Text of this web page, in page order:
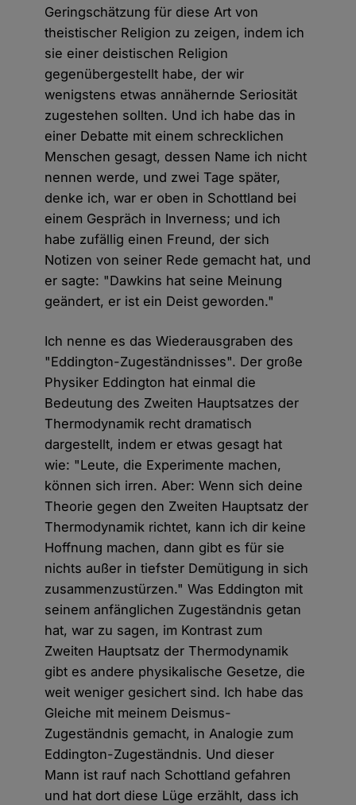
Geringschätzung für diese Art von
theistischer Religion zu zeigen, indem ich
sie einer deistischen Religion
gegenübergestellt habe, der wir
wenigstens etwas annähernde Seriosität
zugestehen sollten. Und ich habe das in
einer Debatte mit einem schrecklichen
Menschen gesagt, dessen Name ich nicht
nennen werde, und zwei Tage später,
denke ich, war er oben in Schottland bei
einem Gespräch in Inverness; und ich
habe zufällig einen Freund, der sich
Notizen von seiner Rede gemacht hat, und
er sagte: "Dawkins hat seine Meinung
geändert, er ist ein Deist geworden."
Ich nenne es das Wiederausgraben des
"Eddington-Zugeständnisses". Der große
Physiker Eddington hat einmal die
Bedeutung des Zweiten Hauptsatzes der
Thermodynamik recht dramatisch
dargestellt, indem er etwas gesagt hat
wie: "Leute, die Experimente machen,
können sich irren. Aber: Wenn sich deine
Theorie gegen den Zweiten Hauptsatz der
Thermodynamik richtet, kann ich dir keine
Hoffnung machen, dann gibt es für sie
nichts außer in tiefster Demütigung in sich
zusammenzustürzen." Was Eddington mit
seinem anfänglichen Zugeständnis getan
hat, war zu sagen, im Kontrast zum
Zweiten Hauptsatz der Thermodynamik
gibt es andere physikalische Gesetze, die
weit weniger gesichert sind. Ich habe das
Gleiche mit meinem Deismus-
Zugeständnis gemacht, in Analogie zum
Eddington-Zugeständnis. Und dieser
Mann ist rauf nach Schottland gefahren
und hat dort diese Lüge erzählt, dass ich